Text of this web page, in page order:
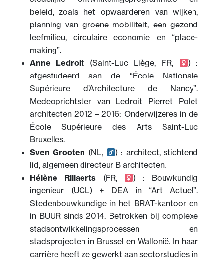
beleid, zoals het opwaarderen van wijken,
planning van groene mobiliteit, een gezond
leefmilieu, circulaire economie en “place-
making”.
Anne Ledroit (Saint-Luc Liège, FR,
) :
afgestudeerd aan de “École Nationale
Supérieure d’Architecture de Nancy”.
Medeoprichtster van Ledroit Pierret Polet
architecten 2012 – 2016: Onderwijzeres in de
École Supérieure des Arts Saint-Luc
Bruxelles.
Sven Grooten (NL,
) : architect, stichtend
lid, algemeen directeur B architecten.
Hélène Rillaerts (FR,
) : Bouwkundig
ingenieur (UCL) + DEA in “Art Actuel”.
Stedenbouwkundige in het BRAT-kantoor en
in BUUR sinds 2014. Betrokken bij complexe
stadsontwikkelingsprocessen en
stadsprojecten in Brussel en Wallonië. In haar
carrière heeft ze gewerkt aan sectorstudies in